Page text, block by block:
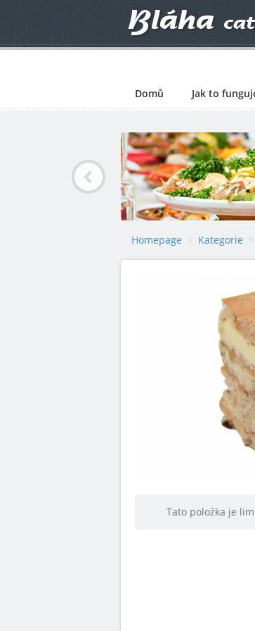
Domů Jak to
Homepage Kategorie
Tato položka je